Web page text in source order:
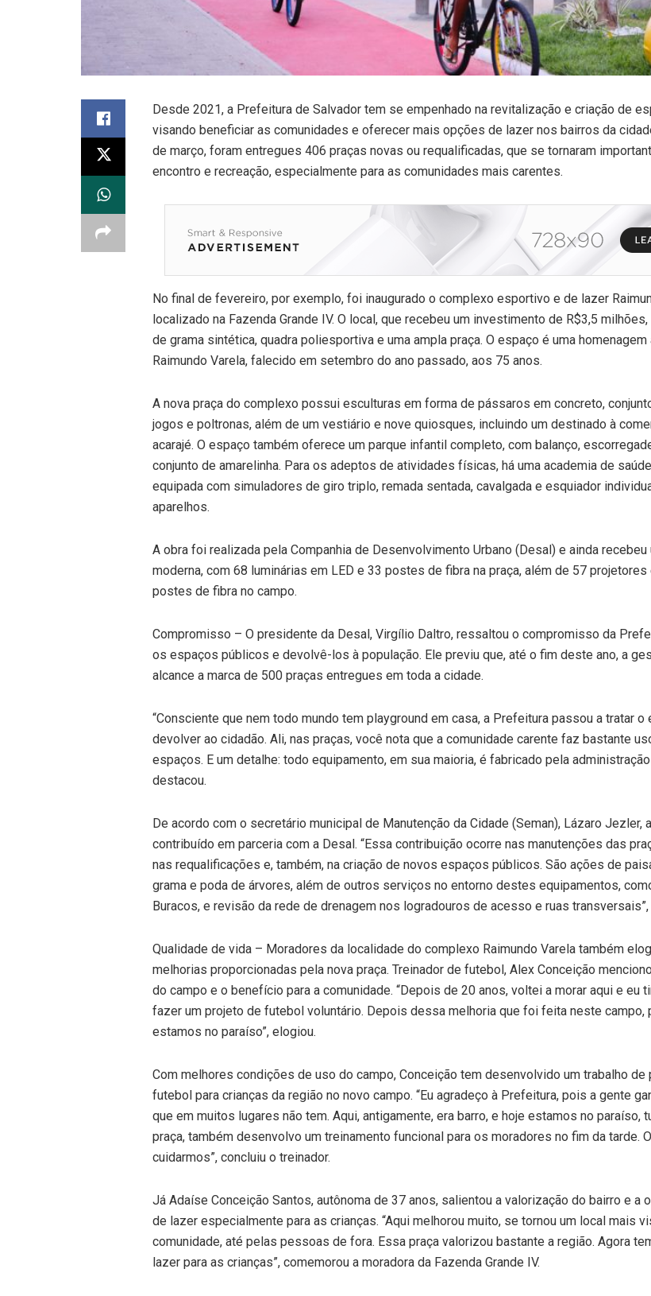
Desde 2021, a Prefeitura de Salvador tem se empenhado na revitalização e criação de
visando beneficiar as comunidades e oferecer mais opções de lazer nos bairros da
de março, foram entregues 406 praças novas ou requalificadas, que se tornaram
encontro e recreação, especialmente para as comunidades mais carentes.
No final de fevereiro, por exemplo, foi inaugurado o complexo esportivo e de lazer
localizado na Fazenda Grande IV. O local, que recebeu um investimento de R$3,5
de grama sintética, quadra poliesportiva e uma ampla praça. O espaço é uma
Raimundo Varela, falecido em setembro do ano passado, aos 75 anos.
A nova praça do complexo possui esculturas em forma de pássaros em concreto,
jogos e poltronas, além de um vestiário e nove quiosques, incluindo um destinado à
acarajé. O espaço também oferece um parque infantil completo, com balanço,
conjunto de amarelinha. Para os adeptos de atividades físicas, há uma academia de
equipada com simuladores de giro triplo, remada sentada, cavalgada e esquiador
aparelhos.
A obra foi realizada pela Companhia de Desenvolvimento Urbano (Desal) e ainda recebeu
moderna, com 68 luminárias em LED e 33 postes de fibra na praça, além de 57 projetores
postes de fibra no campo.
Compromisso – O presidente da Desal, Virgílio Daltro, ressaltou o compromisso da
os espaços públicos e devolvê-los à população. Ele previu que, até o fim deste ano, a
alcance a marca de 500 praças entregues em toda a cidade.
“Consciente que nem todo mundo tem playground em casa, a Prefeitura passou a tratar o
devolver ao cidadão. Ali, nas praças, você nota que a comunidade carente faz bastante
espaços. E um detalhe: todo equipamento, em sua maioria, é fabricado pela
destacou.
De acordo com o secretário municipal de Manutenção da Cidade (Seman), Lázaro Jezler,
contribuído em parceria com a Desal. “Essa contribuição ocorre nas manutenções das
nas requalificações e, também, na criação de novos espaços públicos. São ações de
grama e poda de árvores, além de outros serviços no entorno destes equipamentos,
Buracos, e revisão da rede de drenagem nos logradouros de acesso e ruas
Qualidade de vida – Moradores da localidade do complexo Raimundo Varela também
melhorias proporcionadas pela nova praça. Treinador de futebol, Alex Conceição
do campo e o benefício para a comunidade. “Depois de 20 anos, voltei a morar aqui e eu
fazer um projeto de futebol voluntário. Depois dessa melhoria que foi feita neste campo,
estamos no paraíso”, elogiou.
Com melhores condições de uso do campo, Conceição tem desenvolvido um trabalho
futebol para crianças da região no novo campo. “Eu agradeço à Prefeitura, pois a gente
que em muitos lugares não tem. Aqui, antigamente, era barro, e hoje estamos no paraíso,
praça, também desenvolvo um treinamento funcional para os moradores no fim da tarde.
cuidarmos”, concluiu o treinador.
Já Adaíse Conceição Santos, autônoma de 37 anos, salientou a valorização do bairro e a
de lazer especialmente para as crianças. “Aqui melhorou muito, se tornou um local mais
comunidade, até pelas pessoas de fora. Essa praça valorizou bastante a região. Agora
lazer para as crianças”, comemorou a moradora da Fazenda Grande IV.